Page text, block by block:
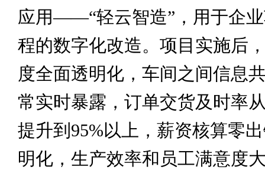
应用——“轻云智造”，用于企
程的数字化改造。项目实施后
度全面透明化，车间之间信息
常实时暴露，订单交货及时率
提升到95%以上，薪资核算零
明化，生产效率和员工满意度